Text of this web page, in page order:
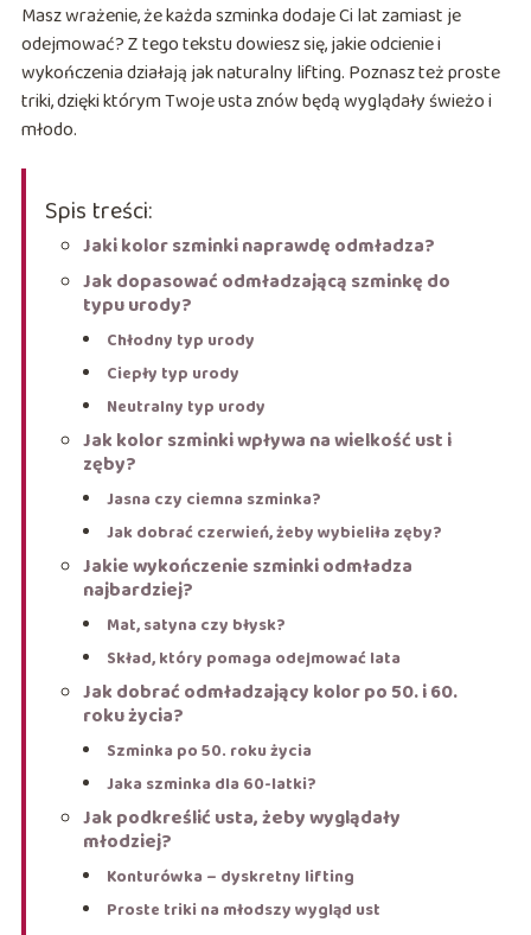
Masz wrażenie, że każda szminka dodaje Ci lat zamiast je
odejmować? Z tego tekstu dowiesz się, jakie odcienie i
wykończenia działają jak naturalny lifting. Poznasz też proste
triki, dzięki którym Twoje usta znów będą wyglądały świeżo i
młodo.
Spis treści:
Jaki kolor szminki naprawdę odmładza?
Jak dopasować odmładzającą szminkę do
typu urody?
Chłodny typ urody
Ciepły typ urody
Neutralny typ urody
Jak kolor szminki wpływa na wielkość ust i
zęby?
Jasna czy ciemna szminka?
Jak dobrać czerwień, żeby wybieliła zęby?
Jakie wykończenie szminki odmładza
najbardziej?
Mat, satyna czy błysk?
Skład, który pomaga odejmować lata
Jak dobrać odmładzający kolor po 50. i 60.
roku życia?
Szminka po 50. roku życia
Jaka szminka dla 60-latki?
Jak podkreślić usta, żeby wyglądały
młodziej?
Konturówka – dyskretny lifting
Proste triki na młodszy wygląd ust